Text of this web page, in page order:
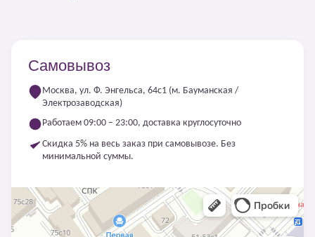
Самовывоз
Москва, ул. Ф. Энгельса, 64с1 (м. Бауманская /
Электрозаводская)
Работаем 09:00 – 23:00, доставка круглосуточно
Скидка 5% на весь заказ при самовывозе. Без
минимальной суммы.